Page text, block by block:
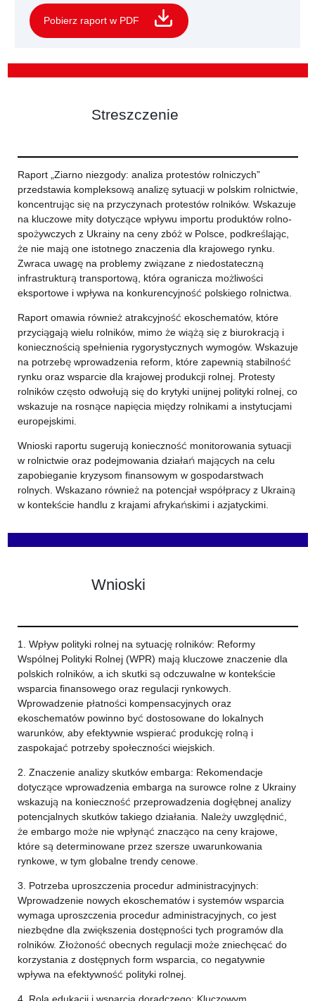
Pobierz raport w PDF
Streszczenie
Raport „Ziarno niezgody: analiza protestów rolniczych”
przedstawia kompleksową analizę sytuacji w polskim rolnictwie,
koncentrując się na przyczynach protestów rolników. Wskazuje
na kluczowe mity dotyczące wpływu importu produktów rolno-
spożywczych z Ukrainy na ceny zbóż w Polsce, podkreślając,
że nie mają one istotnego znaczenia dla krajowego rynku.
Zwraca uwagę na problemy związane z niedostateczną
infrastrukturą transportową, która ogranicza możliwości
eksportowe i wpływa na konkurencyjność polskiego rolnictwa.
Raport omawia również atrakcyjność ekoschematów, które
przyciągają wielu rolników, mimo że wiążą się z biurokracją i
koniecznością spełnienia rygorystycznych wymogów. Wskazuje
na potrzebę wprowadzenia reform, które zapewnią stabilność
rynku oraz wsparcie dla krajowej produkcji rolnej. Protesty
rolników często odwołują się do krytyki unijnej polityki rolnej, co
wskazuje na rosnące napięcia między rolnikami a instytucjami
europejskimi.
Wnioski raportu sugerują konieczność monitorowania sytuacji
w rolnictwie oraz podejmowania działań mających na celu
zapobieganie kryzysom finansowym w gospodarstwach
rolnych. Wskazano również na potencjał współpracy z Ukrainą
w kontekście handlu z krajami afrykańskimi i azjatyckimi.
Wnioski
1. Wpływ polityki rolnej na sytuację rolników: Reformy
Wspólnej Polityki Rolnej (WPR) mają kluczowe znaczenie dla
polskich rolników, a ich skutki są odczuwalne w kontekście
wsparcia finansowego oraz regulacji rynkowych.
Wprowadzenie płatności kompensacyjnych oraz
ekoschematów powinno być dostosowane do lokalnych
warunków, aby efektywnie wspierać produkcję rolną i
zaspokajać potrzeby społeczności wiejskich.
2. Znaczenie analizy skutków embarga: Rekomendacje
dotyczące wprowadzenia embarga na surowce rolne z Ukrainy
wskazują na konieczność przeprowadzenia dogłębnej analizy
potencjalnych skutków takiego działania. Należy uwzględnić,
że embargo może nie wpłynąć znacząco na ceny krajowe,
które są determinowane przez szersze uwarunkowania
rynkowe, w tym globalne trendy cenowe.
3. Potrzeba uproszczenia procedur administracyjnych:
Wprowadzenie nowych ekoschematów i systemów wsparcia
wymaga uproszczenia procedur administracyjnych, co jest
niezbędne dla zwiększenia dostępności tych programów dla
rolników. Złożoność obecnych regulacji może zniechęcać do
korzystania z dostępnych form wsparcia, co negatywnie
wpływa na efektywność polityki rolnej.